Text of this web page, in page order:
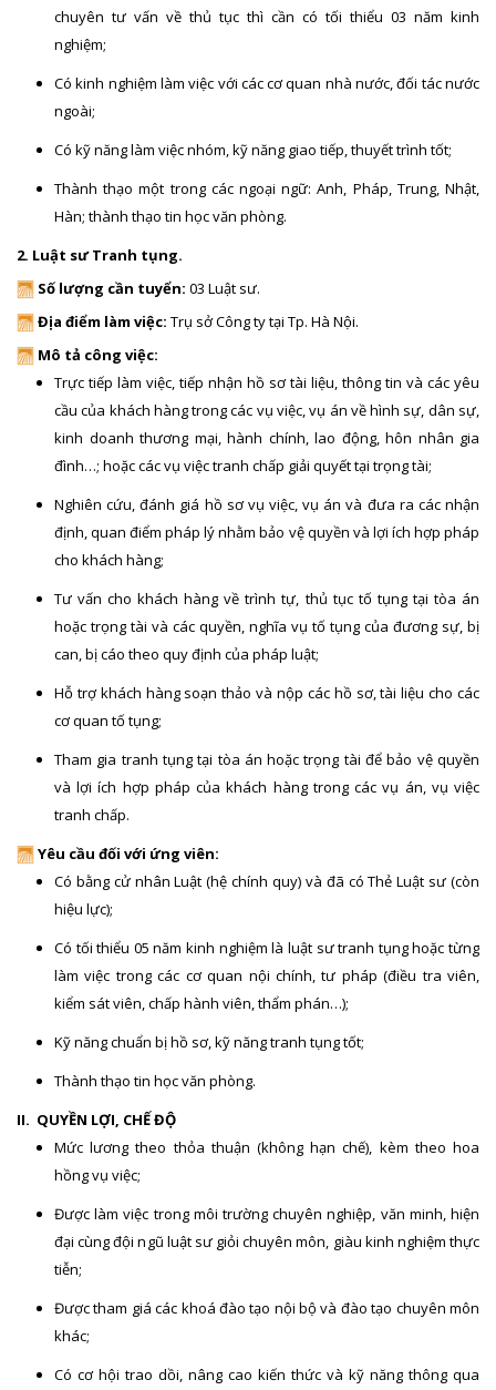
chuyên tư vấn về thủ tục thì cần có tối thiểu 03 năm kinh
nghiệm;
Có kinh nghiệm làm việc với các cơ quan nhà nước, đối tác nước
ngoài;
Có kỹ năng làm việc nhóm, kỹ năng giao tiếp, thuyết trình tốt;
Thành thạo một trong các ngoại ngữ: Anh, Pháp, Trung, Nhật,
Hàn; thành thạo tin học văn phòng.
2. Luật sư Tranh tụng.
Số lượng cần tuyển: 03 Luật sư.
Địa điểm làm việc: Trụ sở Công ty tại Tp. Hà Nội.
Mô tả công việc:
Trực tiếp làm việc, tiếp nhận hồ sơ tài liệu, thông tin và các yêu
cầu của khách hàng trong các vụ việc, vụ án về hình sự, dân sự,
kinh doanh thương mại, hành chính, lao động, hôn nhân gia
đình…; hoặc các vụ việc tranh chấp giải quyết tại trọng tài;
Nghiên cứu, đánh giá hồ sơ vụ việc, vụ án và đưa ra các nhận
định, quan điểm pháp lý nhằm bảo vệ quyền và lợi ích hợp pháp
cho khách hàng;
Tư vấn cho khách hàng về trình tự, thủ tục tố tụng tại tòa án
hoặc trọng tài và các quyền, nghĩa vụ tố tụng của đương sự, bị
can, bị cáo theo quy định của pháp luật;
Hỗ trợ khách hàng soạn thảo và nộp các hồ sơ, tài liệu cho các
cơ quan tố tụng;
Tham gia tranh tụng tại tòa án hoặc trọng tài để bảo vệ quyền
và lợi ích hợp pháp của khách hàng trong các vụ án, vụ việc
tranh chấp.
Yêu cầu đối với ứng viên:
Có bằng cử nhân Luật (hệ chính quy) và đã có Thẻ Luật sư (còn
hiệu lực);
Có tối thiểu 05 năm kinh nghiệm là luật sư tranh tụng hoặc từng
làm việc trong các cơ quan nội chính, tư pháp (điều tra viên,
kiểm sát viên, chấp hành viên, thẩm phán…);
Kỹ năng chuẩn bị hồ sơ, kỹ năng tranh tụng tốt;
Thành thạo tin học văn phòng.
II. QUYỀN LỢI, CHẾ ĐỘ
Mức lương theo thỏa thuận (không hạn chế), kèm theo hoa
hồng vụ việc;
Được làm việc trong môi trường chuyên nghiệp, văn minh, hiện
đại cùng đội ngũ luật sư giỏi chuyên môn, giàu kinh nghiệm thực
tiễn;
Được tham giá các khoá đào tạo nội bộ và đào tạo chuyên môn
khác;
Có cơ hội trao dồi, nâng cao kiến thức và kỹ năng thông qua